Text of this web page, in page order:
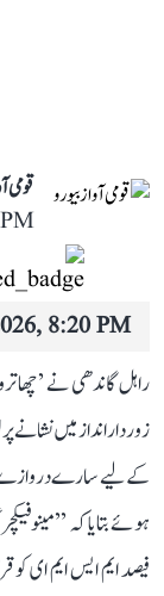
قومی
8:20 PM
راہل گاندھی نے
زوردار انداز میں نشانے
کے لیے سارے دروازے